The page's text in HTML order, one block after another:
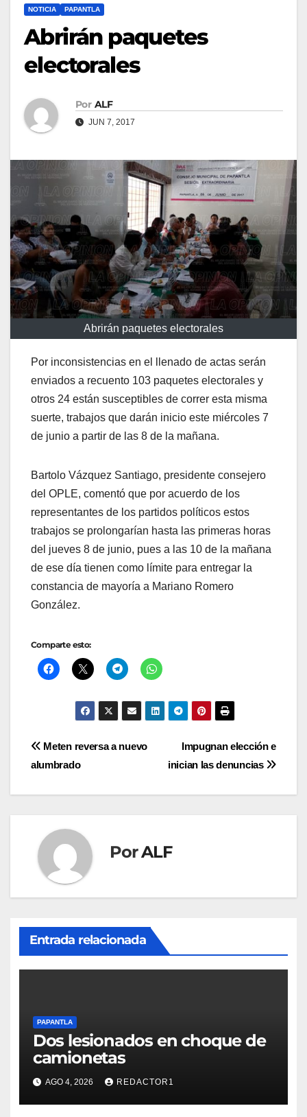
NOTICIA PAPANTLA
Abrirán paquetes
electorales
Por ALF
JUN 7, 2017
Abrirán paquetes electorales
Por inconsistencias en el llenado de actas serán
enviados a recuento 103 paquetes electorales y
otros 24 están susceptibles de correr esta misma
suerte, trabajos que darán inicio este miércoles 7
de junio a partir de las 8 de la mañana.
Bartolo Vázquez Santiago, presidente consejero
del OPLE, comentó que por acuerdo de los
representantes de los partidos políticos estos
trabajos se prolongarían hasta las primeras horas
del jueves 8 de junio, pues a las 10 de la mañana
de ese día tienen como límite para entregar la
constancia de mayoría a Mariano Romero
González.
Comparte esto:
Navegación
Impugnan elección e
inician las denuncias
Meten reversa a nuevo
alumbrado
PorALF
Entrada relacionada
PAPANTLA
Dos lesionados en choque de
camionetas
AGO 4, 2026 REDACTOR1